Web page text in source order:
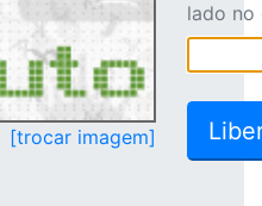
[trocar imagem]
lado no